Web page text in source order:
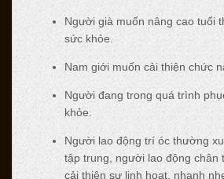
Người già muốn nâng cao tuổi
sức khỏe.
Nam giới muốn cải thiện chức
Người đang trong quá trình
khỏe.
Người lao động trí óc thường
tập trung, người lao động chân
cải thiện sự linh hoạt, nhanh